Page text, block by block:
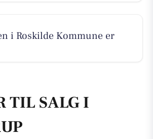
i Roskilde Kommune er
TIL SALG I